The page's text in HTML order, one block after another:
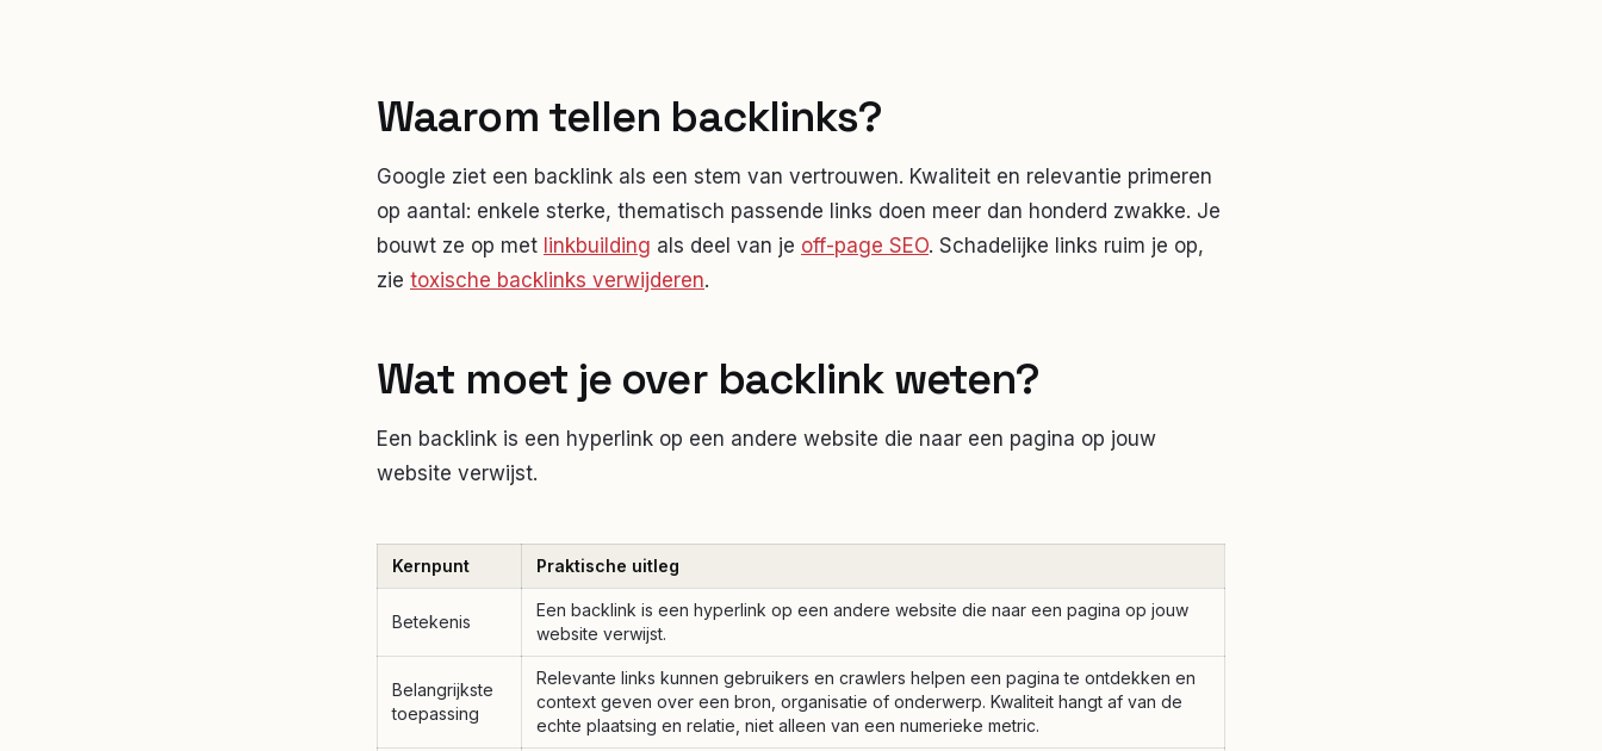
Waarom tellen backlinks?
Google ziet een backlink als een stem van vertrouwen. Kwaliteit en relevantie primeren
op aantal: enkele sterke, thematisch passende links doen meer dan honderd zwakke. Je
bouwt ze op met linkbuilding als deel van je off-page SEO. Schadelijke links ruim je op,
zie toxische backlinks verwijderen.
Wat moet je over backlinkweten?
Een backlink is een hyperlink op een andere website die naar een pagina op jouw
website verwijst.
Kernpunt Praktische uitleg
Betekenis
Een backlink is een hyperlink op een andere website die naar een pagina op jouw
website verwijst.
Belangrijkste
toepassing
Relevante links kunnen gebruikers en crawlers helpen een pagina te ontdekken en
context geven over een bron, organisatie of onderwerp. Kwaliteit hangt af van de
echte plaatsing en relatie, niet alleen van een numerieke metric.